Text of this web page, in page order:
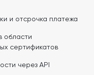
и отсрочка платежа
области
сертификатов
через API